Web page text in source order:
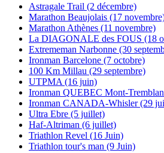
Astragale Trail (2 décembre)
Marathon Beaujolais (17
Marathon Athènes (11 novembre)
La DIAGONALE des FOUS (18
Extrememan Narbonne (30
Ironman Barcelone (7 octobre)
100 Km Millau (29 septembre)
UTPMA (16 juin)
Ironman QUEBEC Mont-
Ironman CANADA-Whisler (29
Ultra Ebre (5 juillet)
Haf-Altriman (6 juillet)
Triathlon Revel (16 Juin)
Triathlon tour's man (9 Juin)